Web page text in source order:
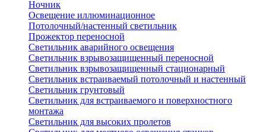
Ночник
Освещение иллюминационное
Потолочный/настенный светильник
Прожектор переносной
Светильник аварийного освещения
Светильник взрывозащищенный переносной
Светильник взрывозащищенный стационарный
Светильник встраиваемый потолочный и настенный
Светильник грунтовый
Светильник для встраиваемого и поверхностного
монтажа
Светильник для высоких пролетов